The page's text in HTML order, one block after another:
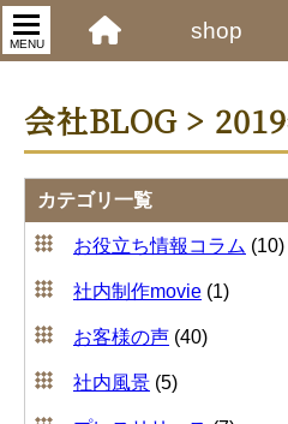
MENU
shop
会社BLOG >
カテゴリ一覧
お役立ち情報コラム (10)
社内制作movie (1)
お客様の声 (40)
社内風景 (5)